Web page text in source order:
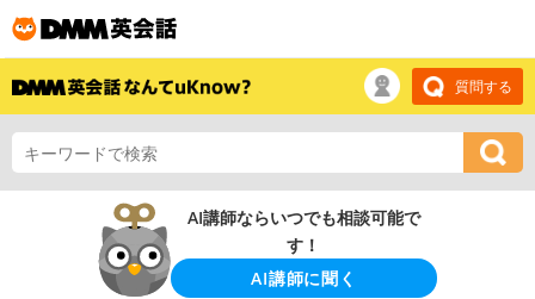
質問する
AI講師ならいつでも相談可能で
す！
AI講師に聞く